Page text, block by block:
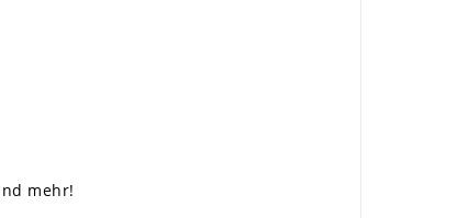
mehr!